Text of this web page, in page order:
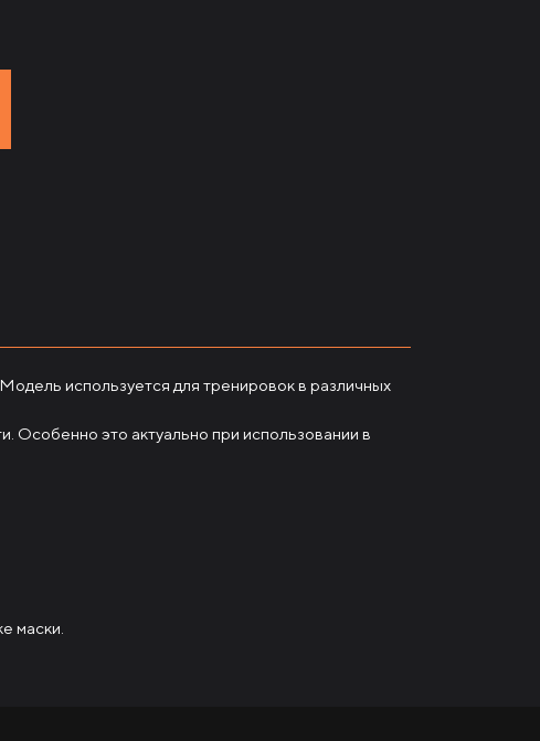
используется для тренировок в различных
Особенно это актуально при использовании в
маски.